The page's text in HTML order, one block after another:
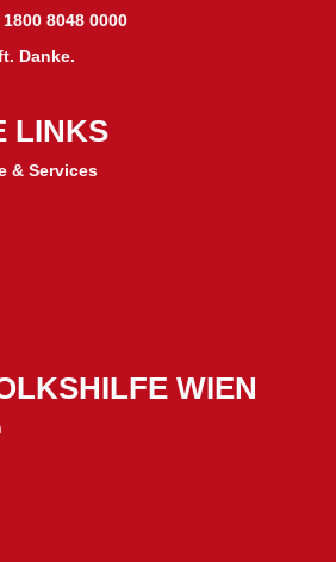
8048 0000
Danke.
LINKS
& Services
WIEN